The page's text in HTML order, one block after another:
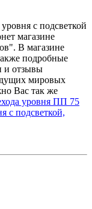
с подсветкой
магазине
В магазине
подробные
и отзывы
мировых
Вас так же
уровня ПП 75
с подсветкой,